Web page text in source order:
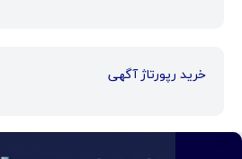
خرید رپورتاژ آگهی